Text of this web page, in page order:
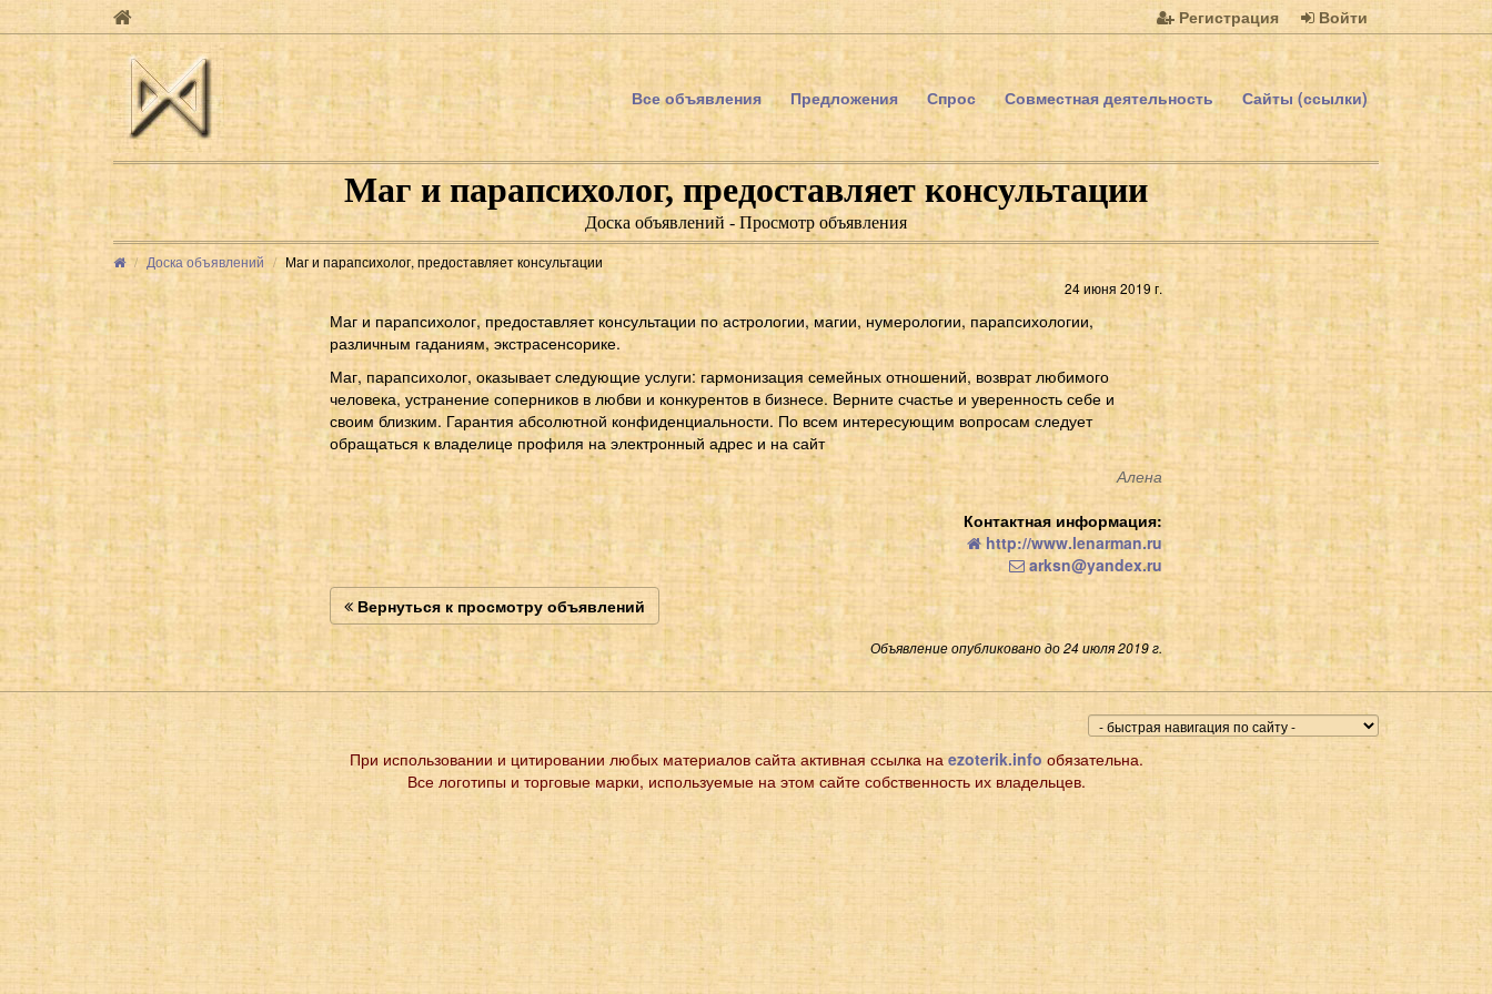
Регистрация Войти
Все объявления Предложения Спрос Совместная деятельность Сайты (ссылки)
Маг и парапсихолог, предоставляет консультации
Доска объявлений - Просмотр объявления
Доска объявлений
Маг и парапсихолог, предоставляет консультации
24 июня 2019 г.
Маг и парапсихолог, предоставляет консультации по астрологии, магии, нумерологии, парапсихологии,
различным гаданиям, экстрасенсорике.
Маг, парапсихолог, оказывает следующие услуги: гармонизация семейных отношений, возврат любимого
человека, устранение соперников в любви и конкурентов в бизнесе. Верните счастье и уверенность себе и
своим близким. Гарантия абсолютной конфиденциальности. По всем интересующим вопросам следует
обращаться к владелице профиля на электронный адрес и на сайт
Алена
Контактная информация:
http://www.lenarman.ru
arksn@yandex.ru
Вернуться к просмотру объявлений
Объявление опубликовано до 24 июля 2019 г.
При использовании и цитировании любых материалов сайта активная ссылка наezoterik.info обязательна.
Все логотипы и торговые марки, используемые на этом сайте собственность их владельцев.